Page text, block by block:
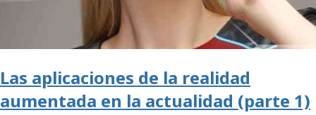
Las aplicaciones de la realidad
aumentada en la actualidad (parte 1)